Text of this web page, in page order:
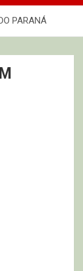
PARANÁ